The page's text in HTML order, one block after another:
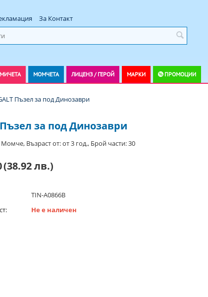
За Контакт
МОМЧЕТА ЛИЦЕНЗ / ГЕРОЙ МАРКИ ПРОМОЦИИ
Пъзел за под Динозаври
Пъзел за под Динозаври
Възраст от: от 3 год., Брой части: 30
(38.92 лв.)
TIN-A0866B
Не е наличен